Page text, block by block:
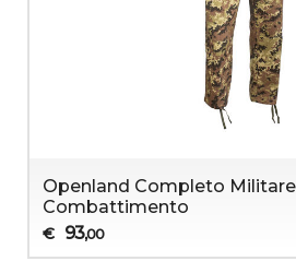
Openland Completo
Combattimento
€ 93,00